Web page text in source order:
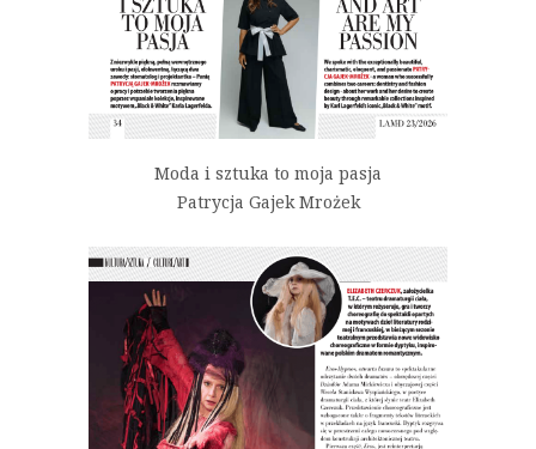
Moda i sztuka to moja pasja
Patrycja Gajek Mrożek